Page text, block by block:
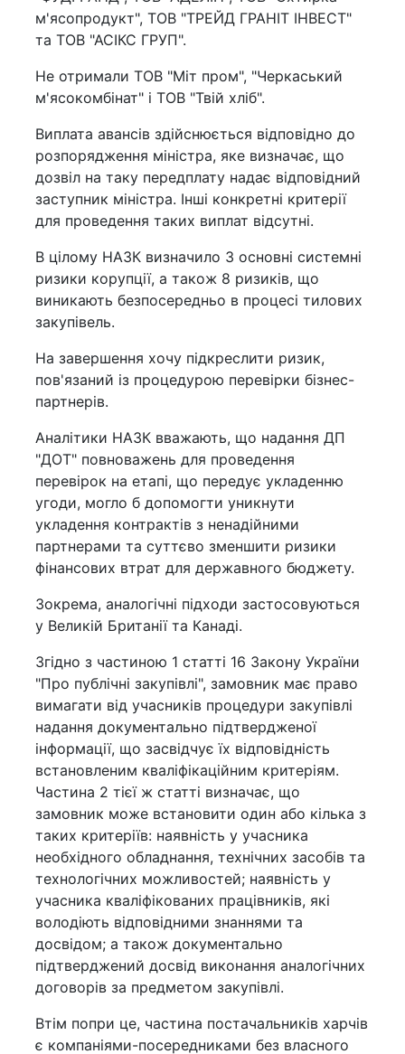
м'ясопродукт", ТОВ "ТРЕЙД ГРАНІТ ІНВЕСТ"
та ТОВ "АСІКС ГРУП".
Не отримали ТОВ "Міт пром", "Черкаський
м'ясокомбінат" і ТОВ "Твій хліб".
Виплата авансів здійснюється відповідно до
розпорядження міністра, яке визначає, що
дозвіл на таку передплату надає відповідний
заступник міністра. Інші конкретні критерії
для проведення таких виплат відсутні.
В цілому НАЗК визначило 3 основні системні
ризики корупції, а також 8 ризиків, що
виникають безпосередньо в процесі тилових
закупівель.
На завершення хочу підкреслити ризик,
пов'язаний із процедурою перевірки бізнес-
партнерів.
Аналітики НАЗК вважають, що надання ДП
"ДОТ" повноважень для проведення
перевірок на етапі, що передує укладенню
угоди, могло б допомогти уникнути
укладення контрактів з ненадійними
партнерами та суттєво зменшити ризики
фінансових втрат для державного бюджету.
Зокрема, аналогічні підходи застосовуються
у Великій Британії та Канаді.
Згідно з частиною 1 статті 16 Закону України
"Про публічні закупівлі", замовник має право
вимагати від учасників процедури закупівлі
надання документально підтвердженої
інформації, що засвідчує їх відповідність
встановленим кваліфікаційним критеріям.
Частина 2 тієї ж статті визначає, що
замовник може встановити один або кілька з
таких критеріїв: наявність у учасника
необхідного обладнання, технічних засобів та
технологічних можливостей; наявність у
учасника кваліфікованих працівників, які
володіють відповідними знаннями та
досвідом; а також документально
підтверджений досвід виконання аналогічних
договорів за предметом закупівлі.
Втім попри це, частина постачальників харчів
є компаніями-посередниками без власного